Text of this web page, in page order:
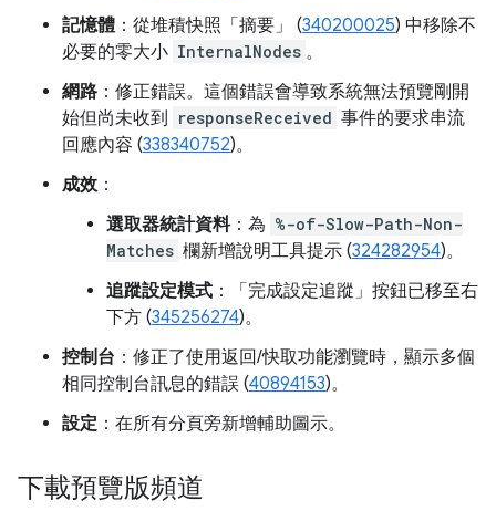
記憶體：從堆積快照「摘要」 (340200025) 中移除不
必要的零大小 InternalNodes 。
網路 ：修正錯誤。這個錯誤會導致系統無法預覽剛開
始但尚未收到
responseReceived 事件的要求串流
回應內容 (338340752)。
成效：
選取器統計資料：為 %-of-Slow-Path-Non-
Matches 欄新增說明工具提示 (324282954)。
追蹤設定模式 ：「完成設定追蹤」 按鈕已移至右
下方 (345256274)。
控制台 ：修正了使用返回/快取功能瀏覽時，顯示多個
相同控制台訊息的錯誤 (40894153)。
設定 ：在所有分頁旁新增輔助圖示。
下載預覽版頻道